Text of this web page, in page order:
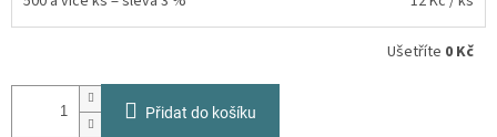
Ušetříte 0 Kč
Přidat do košíku